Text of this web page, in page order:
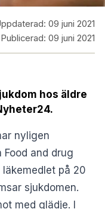
09 juni 2021
Publicerad: 09 juni 2021
hos äldre
nyligen
Food and drug
på 20
sjukdomen.
med glädje. I